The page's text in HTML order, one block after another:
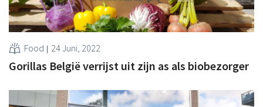
Food 24 Juni, 2022
Gorillas België verrijst uit zijn as als biobezorger